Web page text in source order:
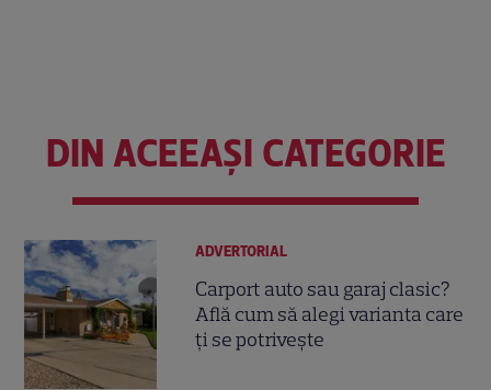
DIN ACEEAȘI CATEGORIE
ADVERTORIAL
Carport auto sau garaj clasic?
Află cum să alegi varianta care
ți se potrivește